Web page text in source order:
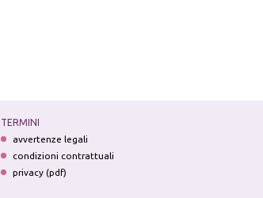
TERMINI
avvertenze legali
condizioni contrattuali
privacy (pdf)